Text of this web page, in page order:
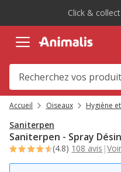
2,
message,
sur votre première
Accueil Oiseaux Hygiène
Saniterpen
Saniterpen - Spray
(4.8) 108 avis |